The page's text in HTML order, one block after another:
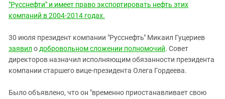
"Русснефти" и имеет право экспортировать нефть этих
компаний в 2004-2014 годах.
30 июля президент компании "Русснефть" Микаил Гуцериев
заявил о добровольном сложении полномочий. Совет
директоров назначил исполняющим обязанности президента
компании старшего вице-президента Олега Гордеева.
Было объявлено, что он "временно приостанавливает свою